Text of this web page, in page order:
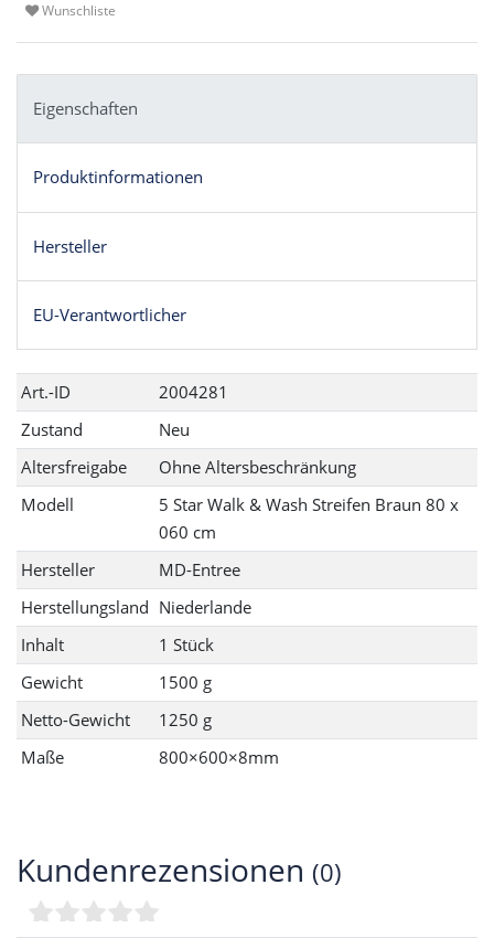
Wunschliste
Eigenschaften
Produktinformationen
Hersteller
EU-Verantwortlicher
Technisches
Merkmal
Wert
Art.-ID
2004281
Zustand
Neu
Altersfreigabe
Ohne Altersbeschränkung
Modell
5 Star Walk & Wash Streifen Braun 80 x
060 cm
Hersteller
MD-Entree
Herstellungsland Niederlande
Inhalt
1 Stück
Gewicht
1500 g
Netto-Gewicht
1250 g
Maße
800×600×8mm
Kundenrezensionen (0)